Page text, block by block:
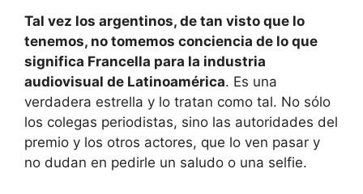
Tal vez los argentinos, de tan visto que lo
tenemos, no tomemos conciencia de lo que
significa Francella para la industria
audiovisual de Latinoamérica. Es una
verdadera estrella y lo tratan como tal. No sólo
los colegas periodistas, sino las autoridades del
premio y los otros actores, que lo ven pasar y
no dudan en pedirle un saludo o una selfie.